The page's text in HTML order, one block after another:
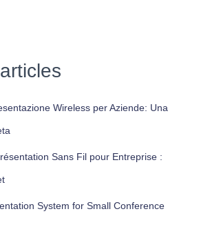
Wireless per Aziende: Una
Sans Fil pour Entreprise :
System for Small Conference